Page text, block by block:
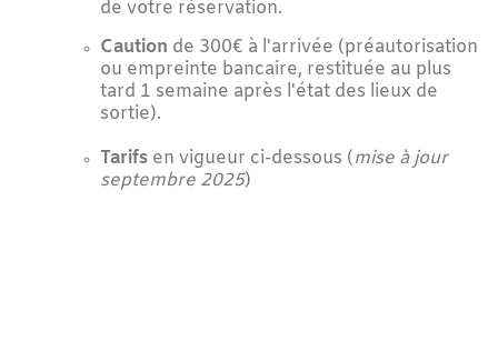
de votre réservation.
Caution de 300€ à l'arrivée (préautorisation
ou empreinte bancaire, restituée au plus
tard 1 semaine après l'état des lieux de
sortie).
Tarifs en vigueur ci-dessous (mise à jour
septembre 2025)